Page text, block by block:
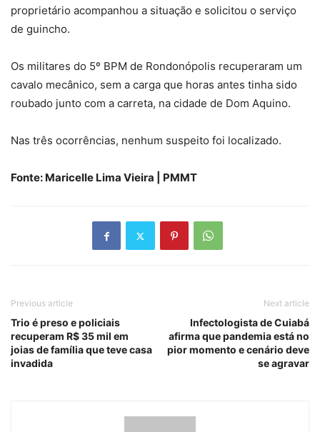
proprietário acompanhou a situação e solicitou o serviço
de guincho.
Os militares do 5º BPM de Rondonópolis recuperaram um
cavalo mecânico, sem a carga que horas antes tinha sido
roubado junto com a carreta, na cidade de Dom Aquino.
Nas três ocorrências, nenhum suspeito foi localizado.
Fonte: Maricelle Lima Vieira | PMMT
Previous article
Trio é preso e policiais
recuperam R$ 35 mil em
joias de família que teve casa
invadida
Next article
Infectologista de Cuiabá
afirma que pandemia está no
pior momento e cenário deve
se agravar